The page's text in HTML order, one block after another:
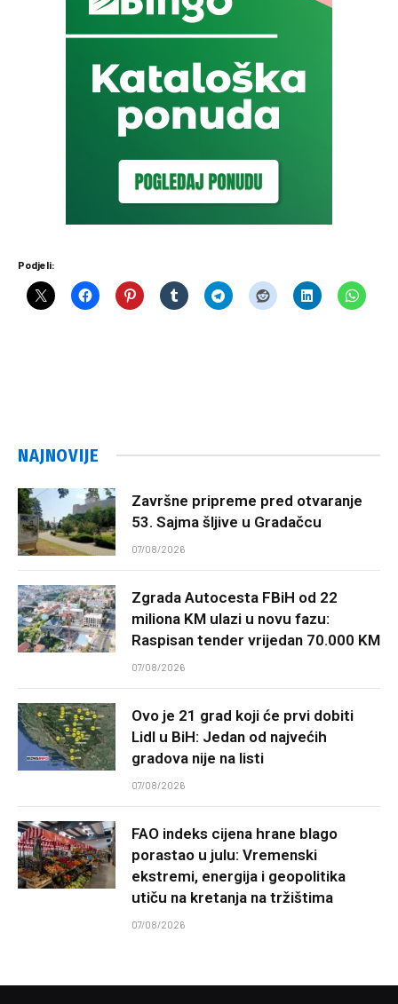
Podjeli:
NAJNOVIJE
Završne pripreme pred otvaranje
53. Sajma šljive u Gradačcu
07/08/2026
Zgrada Autocesta FBiH od 22
miliona KM ulazi u novu fazu:
Raspisan tender vrijedan 70.000 KM
07/08/2026
Ovo je 21 grad koji će prvi dobiti
Lidl u BiH: Jedan od najvećih
gradova nije na listi
07/08/2026
FAO indeks cijena hrane blago
porastao u julu: Vremenski
ekstremi, energija i geopolitika
utiču na kretanja na tržištima
07/08/2026